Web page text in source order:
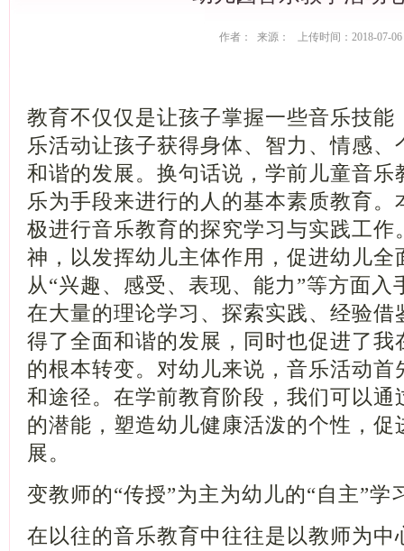
作者： 来源： 上传时间：2018-07-06
教育不仅仅是让孩子掌握一些音乐技能
乐活动让孩子获得身体、智力、情感
和谐的发展。换句话说，学前儿童音乐
乐为手段来进行的人的基本素质教育
极进行音乐教育的探究学习与实践工作
神，以发挥幼儿主体作用，促进幼儿全
从“兴趣、感受、表现、能力”等方面
在大量的理论学习、探索实践、经验借
得了全面和谐的发展，同时也促进了我
的根本转变。对幼儿来说，音乐活动首
和途径。在学前教育阶段，我们可以通
的潜能，塑造幼儿健康活泼的个性，促
展。
变教师的“传授”为主为幼儿的“自主
在以往的音乐教育中往往是以教师为中